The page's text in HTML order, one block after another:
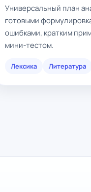
Универсальный план
готовыми
ошибками, кратким
мини-тестом.
Лексика Литература